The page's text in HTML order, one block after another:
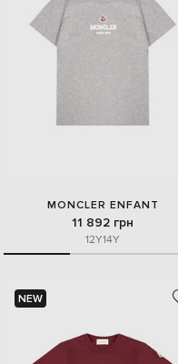
MONCLER ENFANT
11 892 грн
12Y14Y
NEW